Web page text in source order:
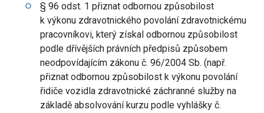
§ 96 odst. 1 přiznat odbornou způsobilost
k výkonu zdravotnického povolání zdravotnickému
pracovníkovi, který získal odbornou způsobilost
podle dřívějších právních předpisů způsobem
neodpovídajícím zákonu č. 96/2004 Sb. (např.
přiznat odbornou způsobilost k výkonu povolání
řidiče vozidla zdravotnické záchranné služby na
základě absolvování kurzu podle vyhlášky č.